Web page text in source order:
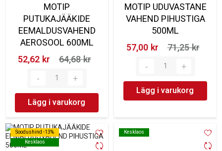
MOTIP
PUTUKAJÄÄKIDE
EEMALDUSVAHEND
AEROSOOL 600ML
52,62 kr‎
64,68 kr‎
Lägg i varukorg
MOTIP UDUVASTANE
VAHEND PIHUSTIGA
500ML
57,00 kr‎
71,25 kr‎
Lägg i varukorg
Soodushind -13%
Kesklaos
Soodushind -13%
Kesklaos
Kesklaos
Kesklaos